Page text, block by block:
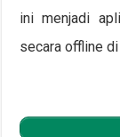
ini menjadi
secara offline